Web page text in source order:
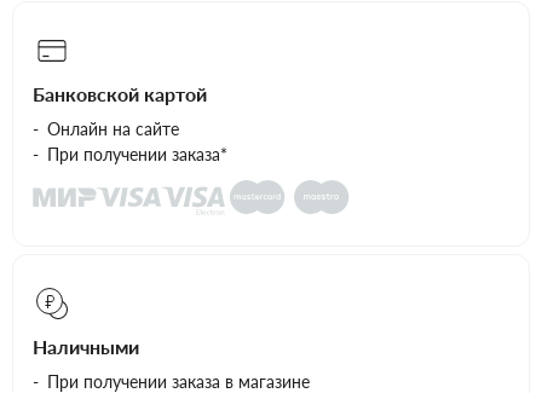
Банковской картой
Онлайн на сайте
При получении заказа*
Наличными
При получении заказа в магазине